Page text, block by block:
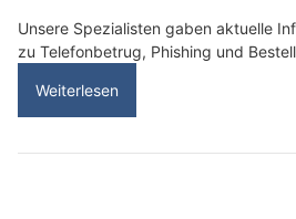
Unsere Spezialisten gaben aktuelle
zu Telefonbetrug, Phishing und
Weiterlesen